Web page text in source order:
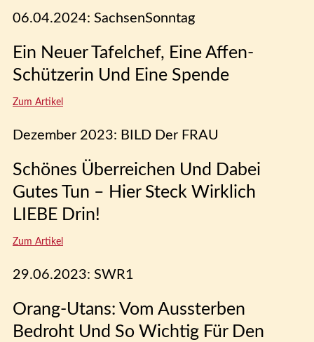
06.04.2024: SachsenSonntag
Ein Neuer Tafelchef, Eine Affen-
Schützerin Und Eine Spende
Zum Artikel
Dezember 2023: BILD Der FRAU
Schönes Überreichen Und Dabei
Gutes Tun – Hier Steck Wirklich
LIEBE Drin!
Zum Artikel
29.06.2023: SWR1
Orang-Utans: Vom Aussterben
Bedroht Und So Wichtig Für Den